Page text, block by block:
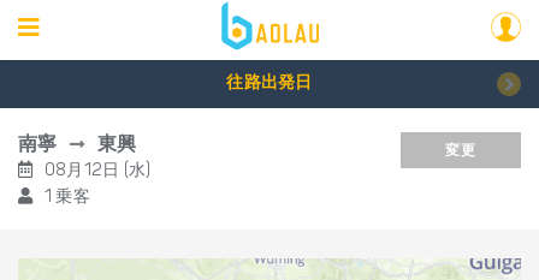
往路出発日
南寧 東興
08月12日 (水)
1 乗客
変更